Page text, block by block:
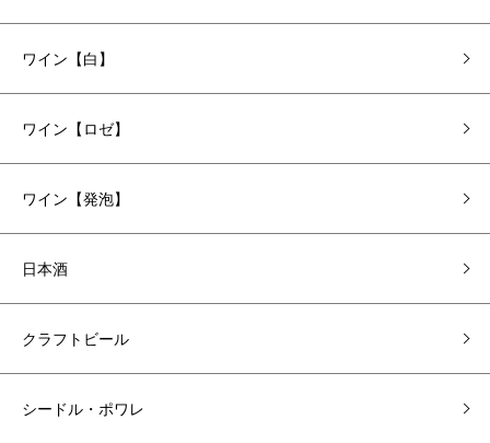
ワイン【白】
ワイン【ロゼ】
ワイン【発泡】
日本酒
クラフトビール
シードル・ポワレ